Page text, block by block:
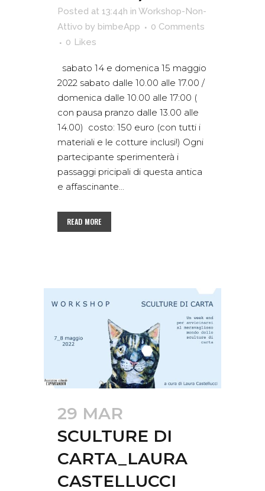
Posted at 13:44h in Workshop-Non-
Attivo by bimbeApp
0 Comments
0 Likes
sabato 14 e domenica 15 maggio
2022 sabato dalle 10.00 alle 17.00 /
domenica dalle 10.00 alle 17:00 (
con pausa pranzo dalle 13.00 alle
14.00) costo: 150 euro (con tutti i
materiali e le cotture inclusi!) Ogni
partecipante sperimenterà i
passaggi pricipali di questa antica
e affascinante...
READ MORE
29 MAR
SCULTURE DI
CARTA_LAURA
CASTELLUCCI